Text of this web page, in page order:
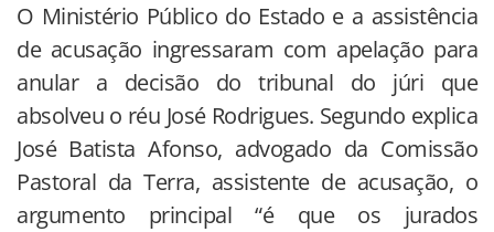
O Ministério Público do Estado e a assistência
de acusação ingressaram com apelação para
anular a decisão do tribunal do júri que
absolveu o réu José Rodrigues. Segundo explica
José Batista Afonso, advogado da Comissão
Pastoral da Terra, assistente de acusação, o
argumento principal “é que os jurados